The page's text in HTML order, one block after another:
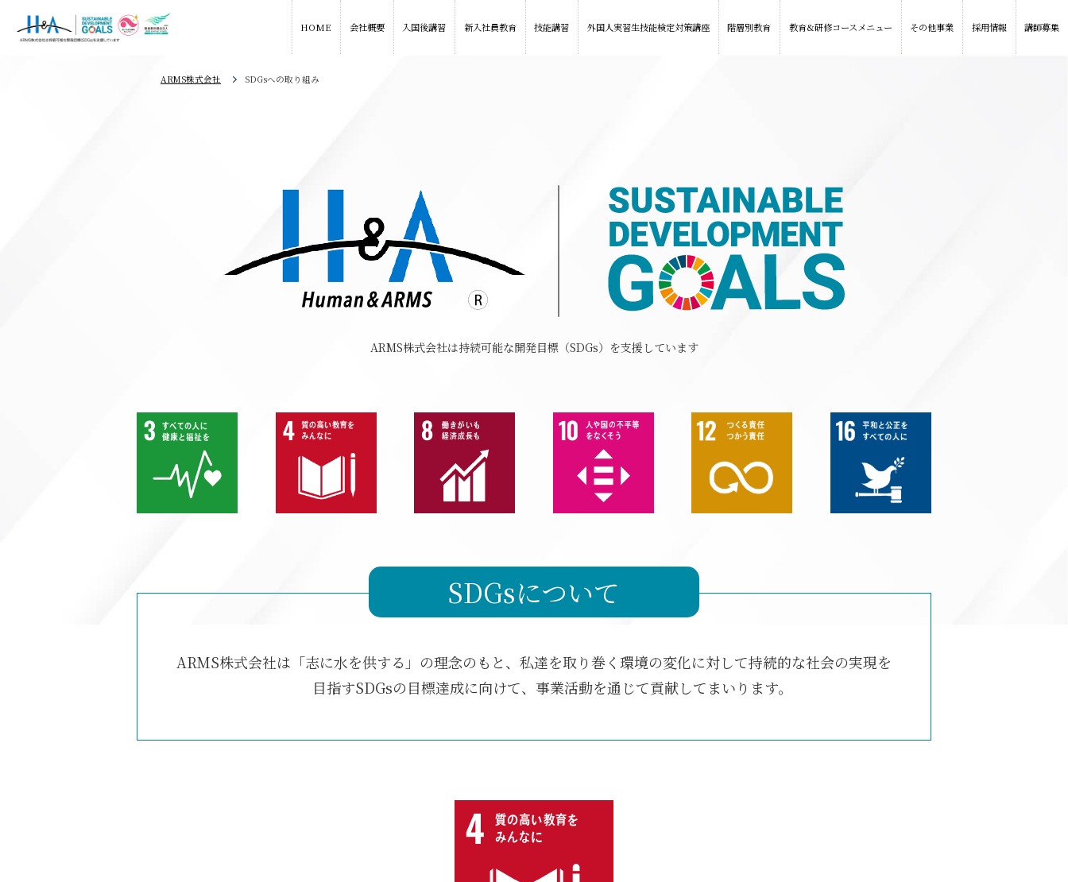
HOME 会社概要 入国後講習 新入社員教育 技能講習 外国人実習生技能検定対策講座 階層別教育 教育&研修コースメニュー その他事業 採用情報 講師募集
ARMS株式会社 SDGsへの取り組み
ARMS株式会社は持続可能な開発目標（SDGs）を支援しています
SDGsについて
ARMS株式会社は「志に水を供する」の理念のもと、 私達を取り巻く環境の変化に対して持続的な社会の実現を
目指すSDGsの目標達成に向けて、事業活動を通じて貢献してまいります。